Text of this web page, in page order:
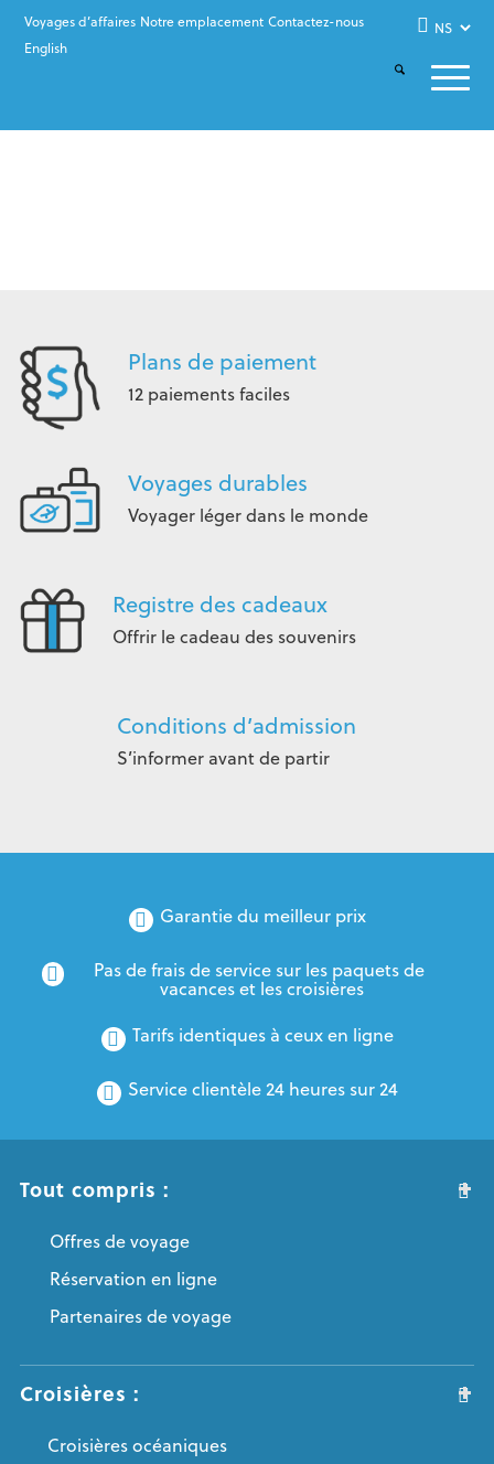
Voyages d’affaires Notre emplacement Contactez-nous
English
Plans de paiement
12 paiements faciles
Voyages durables
Voyager léger dans le monde
Registre des cadeaux
Offrir le cadeau des souvenirs
Conditions d’admission
S’informer avant de partir
Garantie du meilleur prix
Pas de frais de service sur les paquets de
vacances et les croisières
Tarifs identiques à ceux en ligne
Service clientèle 24 heures sur 24
Tout compris :
Offres de voyage
Réservation en ligne
Partenaires de voyage
Croisières :
Croisières océaniques